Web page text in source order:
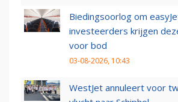
Biedingsoorlog om
investeerders krijgen
voor bod
03-08-2026, 10:43
WestJet annuleert voor